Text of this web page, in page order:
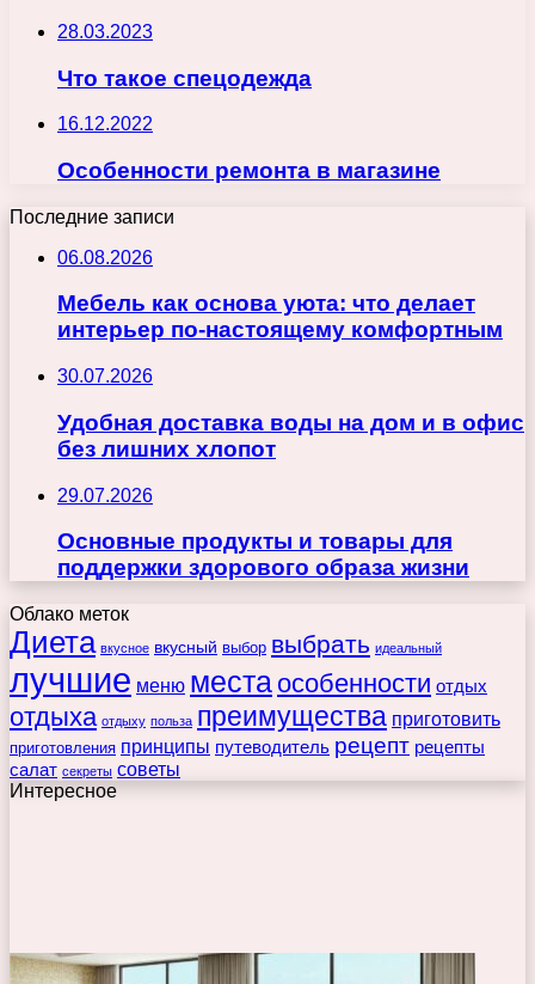
28.03.2023
Что такое спецодежда
16.12.2022
Особенности ремонта в магазине
Последние записи
06.08.2026
Мебель как основа уюта: что делает
интерьер по-настоящему комфортным
30.07.2026
Удобная доставка воды на дом и в офис
без лишних хлопот
29.07.2026
Основные продукты и товары для
поддержки здорового образа жизни
Облако меток
Диета вкусное вкусный выбор выбрать идеальный
лучшие меню места особенности отдых
отдыха отдыху польза преимущества приготовить
приготовления принципы путеводитель рецепт рецепты
салат секреты советы
Интересное